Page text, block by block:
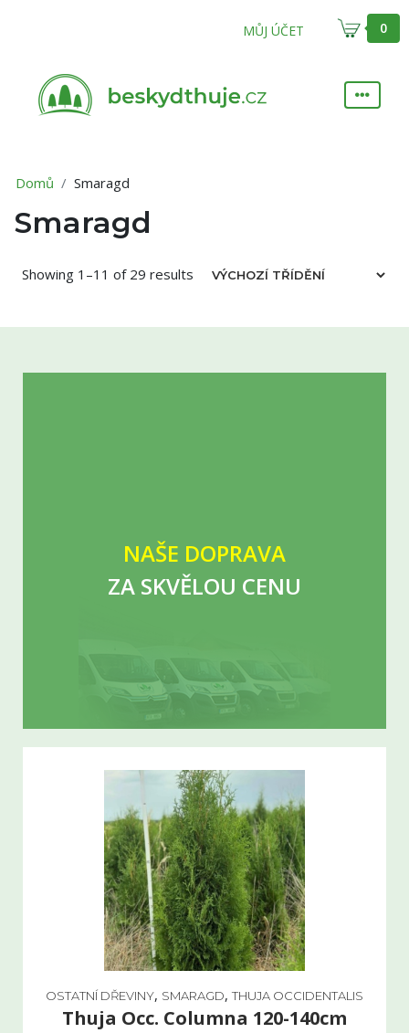
MŮJ ÚČET 0
Domů Smaragd
Smaragd
Showing 1–11 of 29 results
NAŠE DOPRAVA
ZA SKVĚLOU CENU
OSTATNÍ DŘEVINY, SMARAGD, THUJA OCCIDENTALIS
Thuja Occ. Columna 120-140cm